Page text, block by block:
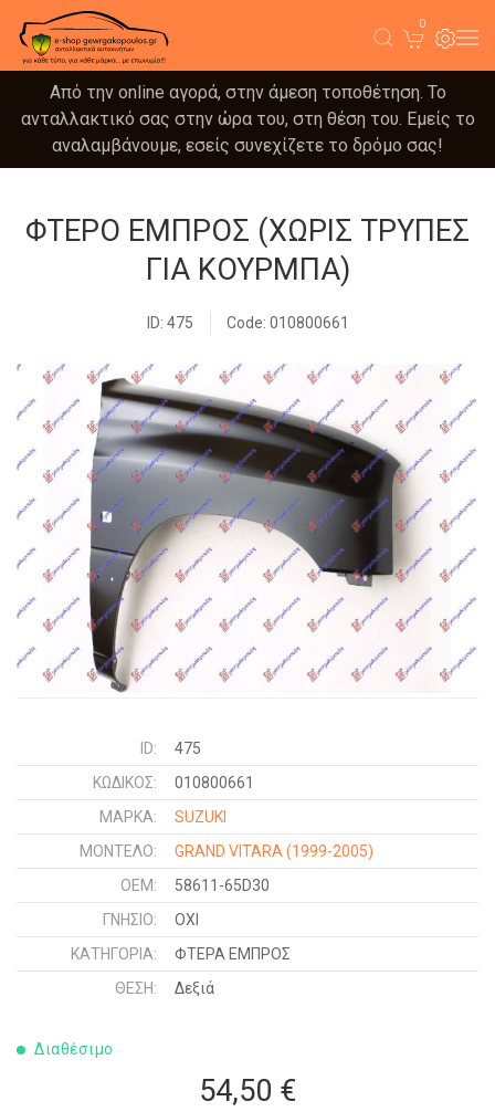
0
Από την online αγορά, στην άμεση τοποθέτηση. Το
ανταλλακτικό σας στην ώρα του, στη θέση του. Εμείς το
αναλαμβάνουμε, εσείς συνεχίζετε το δρόμο σας!
ΦΤΕΡΟ ΕΜΠΡΟΣ (ΧΩΡΙΣ ΤΡΥΠΕΣ
ΓΙΑ ΚΟΥΡΜΠΑ)
ID: 475 Code: 010800661
ID:
475
ΚΩΔΙΚΌΣ:
010800661
ΜΑΡΚΑ:
SUZUKI
ΜΟΝΤΕΛΟ:
GRAND VITARA (1999-2005)
OEM:
58611-65D30
ΓΝΉΣΙΟ:
ΟΧΙ
ΚΑΤΗΓΟΡΊΑ:
ΦΤΕΡΑ ΕΜΠΡΟΣ
ΘΈΣΗ:
Δεξιά
Διαθέσιμο
54,50 €